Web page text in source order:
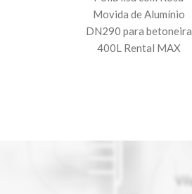
Movida de Alumínio
DN290 para betoneira
400L Rental MAX